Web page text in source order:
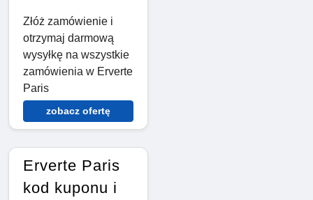
Złóż zamówienie i
otrzymaj darmową
wysyłkę na wszystkie
zamówienia w Erverte
Paris
zobacz ofertę
Erverte Paris
kod kuponu i